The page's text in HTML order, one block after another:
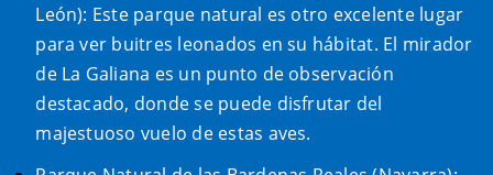
León): Este parque natural es otro excelente lugar
para ver buitres leonados en su hábitat. El mirador
de La Galiana es un punto de observación
destacado, donde se puede disfrutar del
majestuoso vuelo de estas aves.